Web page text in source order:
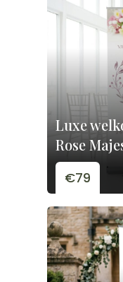
Luxe
Rose
€79